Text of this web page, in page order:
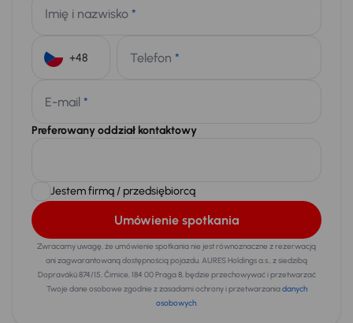
Imię i nazwisko *
Telefon *
E-mail *
Preferowany oddział kontaktowy
Jestem firmą / przedsiębiorcą
Umówienie spotkania
Zwracamy uwagę, że umówienie spotkania nie jest równoznaczne z rezerwacją
ani zagwarantowaną dostępnością pojazdu. AURES Holdings a.s., z siedzibą
Dopraváků 874/15, Čimice, 184 00 Praga 8, będzie przechowywać i przetwarzać
Twoje dane osobowe zgodnie z zasadami ochrony i przetwarzaniadanych
osobowych.